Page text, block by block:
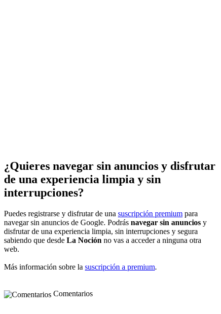
¿Quieres navegar sin anuncios y disfrutar
de una experiencia limpia y sin
interrupciones?
Puedes registrarse y disfrutar de una suscripción premium para
navegar sin anuncios de Google. Podrás navegar sin anuncios y
disfrutar de una experiencia limpia, sin interrupciones y segura
sabiendo que desde La Noción no vas a acceder a ninguna otra
web.
Más información sobre la suscripción a premium.
Comentarios